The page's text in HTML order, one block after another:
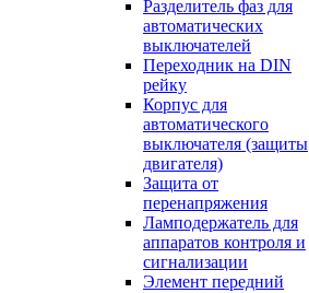
Разделитель фаз для
автоматических
выключателей
Переходник на DIN
рейку
Корпус для
автоматического
выключателя (защиты
двигателя)
Защита от
перенапряжения
Ламподержатель для
аппаратов контроля и
сигнализации
Элемент передний